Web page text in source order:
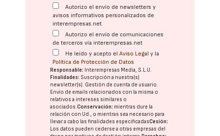
Autorizo el envío de newsletters y
avisos informativos personalizados de
interempresas.net
Autorizo el envío de comunicaciones
de terceros vía interempresas.net
He leído y acepto elAviso Legal y la
Política de Protección de Datos
Responsable: Interempresas Media, S.L.U.
Finalidades: Suscripción a nuestra(s)
newsletter(s). Gestión de cuenta de usuario.
Envío de emails relacionados con la misma o
relativos a intereses similares o
asociados.Conservación: mientras dure la
relación con Ud., o mientras sea necesario para
llevar a cabo las finalidades especificadasCesión:
Los datos pueden cederse a otras empresas del